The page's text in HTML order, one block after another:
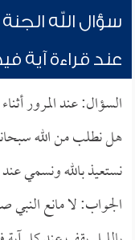
سؤال الله الجنة
عند قراءة آية
السؤال: عند المرور
هل نطلب من الله سبحانه
نستعيذ بالله ونسمي
الجواب: لا مانع النبي